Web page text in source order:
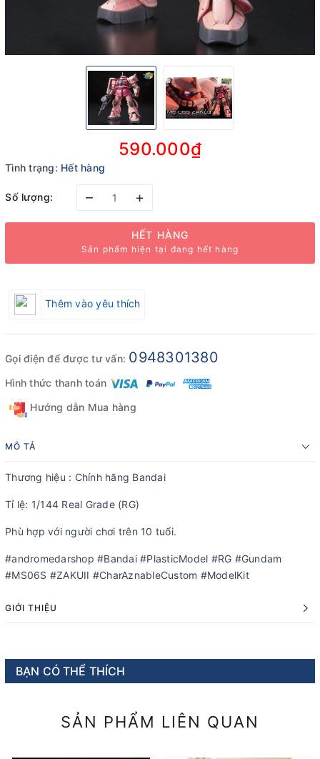
590.000₫
Tình trạng: Hết hàng
Số lượng: – +
HẾT HÀNG
Sản phẩm hiện tại đang hết hàng
Thêm vào yêu thích
Gọi điện để được tư vấn: 0948301380
Hình thức thanh toán
Hướng dẫn Mua hàng
MÔ TẢ
Thương hiệu : Chính hãng Bandai
Tỉ lệ: 1/144 Real Grade (RG)
Phù hợp với người chơi trên 10 tuổi.
#andromedarshop #Bandai #PlasticModel #RG #Gundam
#MS06S #ZAKUII #CharAznableCustom #ModelKit
GIỚI THIỆU
BẠN CÓ THỂ THÍCH
SẢN PHẨM LIÊN QUAN